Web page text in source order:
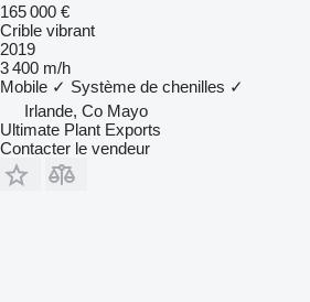
165 000 €
Crible vibrant
2019
3 400 m/h
Mobile ✓ Système de chenilles ✓
Irlande, Co Mayo
Ultimate Plant Exports
Contacter le vendeur